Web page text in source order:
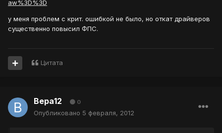
aw%3D%3D
у меня проблем с крит. ошибкой не было, но откат драйверов
существенно повысил ФПС.
Цитата
Вера12 0
Опубликовано 5 февраля, 2012